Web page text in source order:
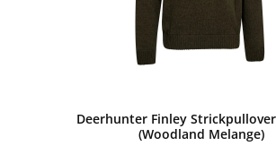
Deerhunter Finley
(Woodland Melange)